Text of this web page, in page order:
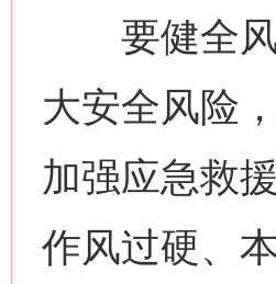
要健全风
大安全风险
加强应急救
作风过硬、